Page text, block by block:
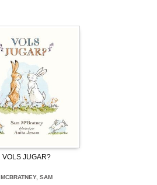
VOLS JUGAR?
MCBRATNEY, SAM